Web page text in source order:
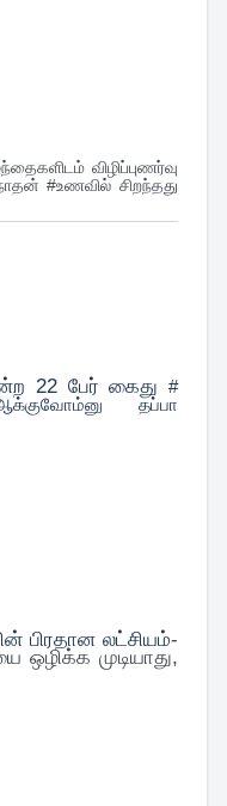
விழிப்புணர்வு
#உணவில் சிறந்தது
22 பேர் கைது #
தப்பா
பிரதான லட்சியம்-
முடியாது,